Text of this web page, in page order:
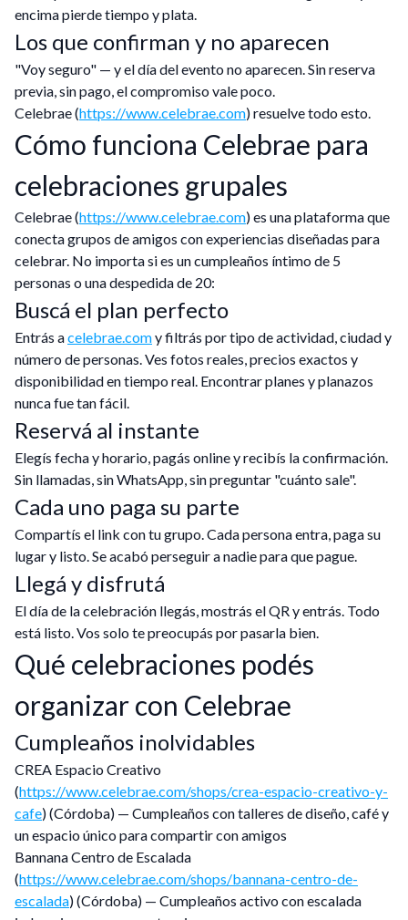
encima pierde tiempo y plata.
Los que confirman y no aparecen
"Voy seguro" — y el día del evento no aparecen. Sin reserva
previa, sin pago, el compromiso vale poco.
Celebrae (https://www.celebrae.com) resuelve todo esto.
Cómo funciona Celebrae para
celebraciones grupales
Celebrae (https://www.celebrae.com) es una plataforma que
conecta grupos de amigos con experiencias diseñadas para
celebrar. No importa si es un cumpleaños íntimo de 5
personas o una despedida de 20:
Buscá el plan perfecto
Entrás acelebrae.comy filtrás por tipo de actividad, ciudad y
número de personas. Ves fotos reales, precios exactos y
disponibilidad en tiempo real. Encontrar planes y planazos
nunca fue tan fácil.
Reservá al instante
Elegís fecha y horario, pagás online y recibís la confirmación.
Sin llamadas, sin WhatsApp, sin preguntar "cuánto sale".
Cada uno paga su parte
Compartís el link con tu grupo. Cada persona entra, paga su
lugar y listo. Se acabó perseguir a nadie para que pague.
Llegá y disfrutá
El día de la celebración llegás, mostrás el QR y entrás. Todo
está listo. Vos solo te preocupás por pasarla bien.
Qué celebraciones podés
organizar con Celebrae
Cumpleaños inolvidables
CREA Espacio Creativo
(https://www.celebrae.com/shops/crea-espacio-creativo-y-
cafe) (Córdoba) — Cumpleaños con talleres de diseño, café y
un espacio único para compartir con amigos
Bannana Centro de Escalada
(https://www.celebrae.com/shops/bannana-centro-de-
escalada) (Córdoba) — Cumpleaños activo con escalada